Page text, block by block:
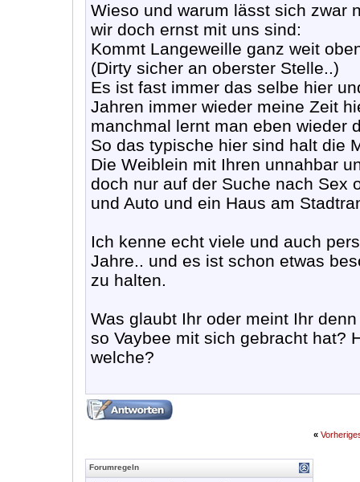
Wieso und warum lässt sich zwar
wir doch ernst mit uns sind:
Kommt Langeweille ganz weit
(Dirty sicher an oberster Stelle..)
Es ist fast immer das selbe hier
Jahren immer wieder meine Zeit
manchmal lernt man eben wieder
So das typische hier sind halt die
Die Weiblein mit Ihren unnahbar
doch nur auf der Suche nach Sex
und Auto und ein Haus am
Ich kenne echt viele und auch
Jahre.. und es ist schon etwas
zu halten.
Was glaubt Ihr oder meint Ihr
so Vaybee mit sich gebracht hat?
welche?
«
Forumregeln